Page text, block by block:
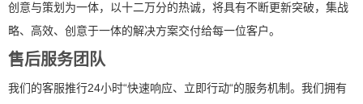
创意与策划为一体，以十二万分的热诚，将具有不断更新突破，集战
略、高效、创意于一体的解决方案交付给每一位客户。
售后服务团队
我们的客服推行24小时“快速响应、立即行动“的服务机制。我们拥有